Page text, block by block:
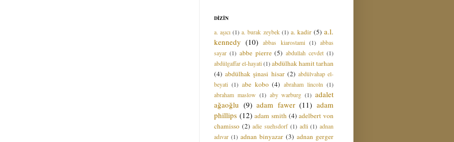
DİZİN
a. aşıcı (1) a. burak zeybek (1) a. kadir (5) a.l.
kennedy (10) abbas kiarostami (1) abbas
sayar (1) abbe pierre (5) abdullah cevdet (1)
abdülgaffar el-hayati(1)abdülhak hamit tarhan
(4) abdülhak şinasi hisar (2) abdülvahap el-
beyati (1) abe kobo (4) abraham lincoln (1)
abraham maslow (1) aby warburg (1) adalet
ağaoğlu (9) adam fawer (11) adam
phillips (12) adam smith (4) adelbert von
chamisso (2) adie suehsdorf (1) adli (1) adnan
adıvar (1) adnan binyazar (3) adnan gerger